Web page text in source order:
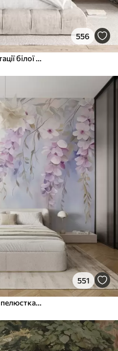
556
551